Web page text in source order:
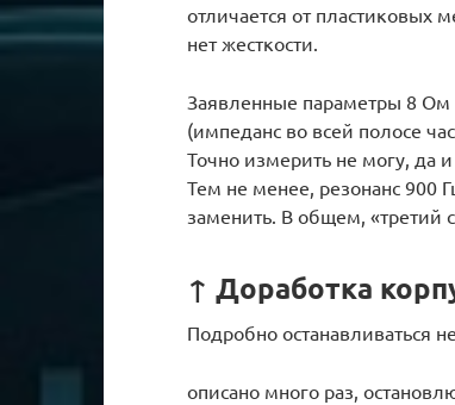
отличается от пластиковых
нет жесткости.
Заявленные параметры 8
(импеданс во всей полосе
Точно измерить не могу, да
Тем не менее, резонанс 900
заменить. В общем, «третий
↑ Доработка
Подробно останавливаться
описано много раз,